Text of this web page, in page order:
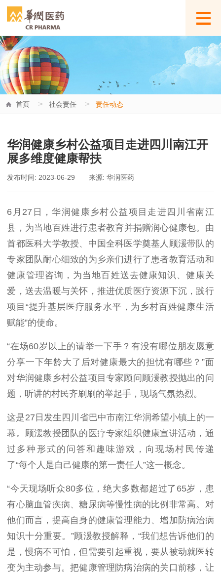
首页 > 社会责任 > 责任动态
华润健康乡村公益项目走进四川南江开
展多维度健康帮扶
发布时间: 2023-06-29 来源: 华润医药
6 月 27 日，华润健康乡村公益项目走进 四川省南江
县 ，为当地百姓进行患者教育并捐赠润心健康包。 由
首都医科大学教授、中国全科医学奠基人顾湲带队 的
专家 团队耐心细致的为乡亲们进行了患者教育活动和
健康管理咨询 ， 为当地百姓送去健康知识、健康关
爱，送去温暖与关怀，推进优质医疗资源下沉，践行
项目 “提升基层医疗服务水平，为乡村百姓健康生活
赋能”的使命。
“在场60岁以上的请举一下手？有没有哪位朋友愿意
分享一下年龄大了后对健康最大的担忧有哪些？”面
对华润健康乡村公益项目专家顾问顾湲教授抛出的问
题，听讲的村民齐刷刷的举起手，现场气氛热烈。
这是27 日发生四川 省巴中市南江华润希望小镇上的一
幕。顾湲教授团队的医疗专家组织健康宣讲活动，通
过多种形式的问答和趣味游戏，向现场村民传递
了“每个人是自己健康的第一责任人”这一概念。
“今天现场听众80多位，绝大多数都超过了 65岁，患
有心脑血管疾病、糖尿病等慢性病的比例非常高。对
他们而言，提高自身的健康管理能力、增加防病治病
知识十分重要。”顾湲教授解释，“我们想告诉他们的
是，慢病不可怕，但需要引起重视，要从被动就医转
变为主动参与。把健康管理防病治病的关口前移，让